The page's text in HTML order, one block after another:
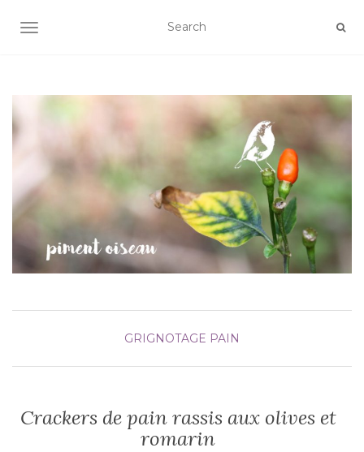
AFFICHER/MASQUER LA NAVIGATION
GRIGNOTAGE PAIN
Crackers de pain rassis aux olives et
romarin